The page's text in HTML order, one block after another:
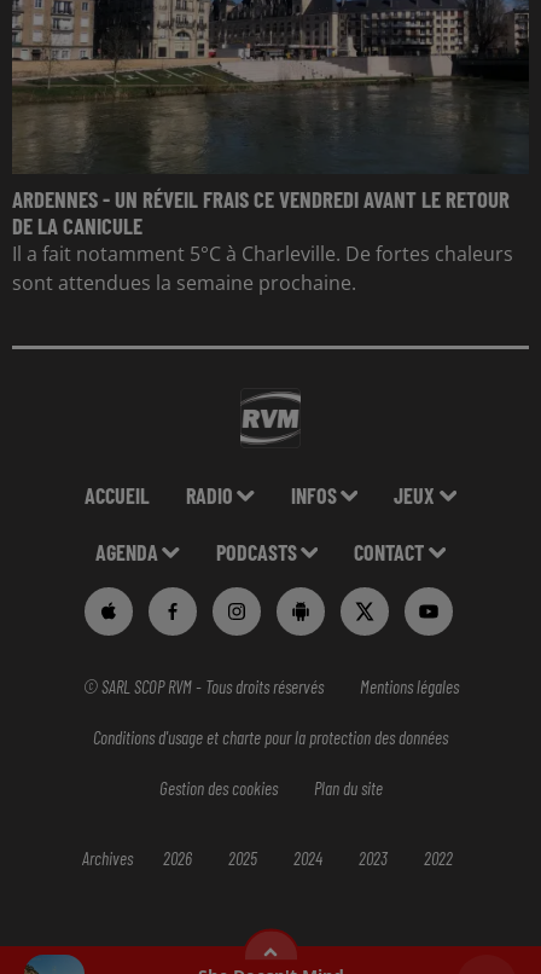
ARDENNES - UN RÉVEIL FRAIS CE VENDREDI AVANT LE RETOUR
DE LA CANICULE
Il a fait notamment 5°C à Charleville. De fortes chaleurs
sont attendues la semaine prochaine.
ACCUEIL RADIO INFOS JEUX
AGENDA PODCASTS CONTACT
© SARL SCOP RVM - Tous droits réservés Mentions légales
Conditions d'usage et charte pour la protection des données
Gestion des cookies Plan du site
Archives 2026 2025 2024 2023 2022